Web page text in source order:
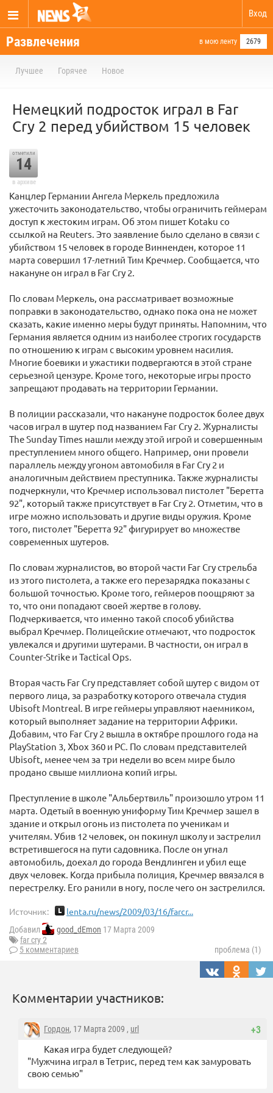
Вход
Развлечения в мою ленту 2679
Лучшее Горячее Новое
Немецкий подросток играл в Far
Cry 2 перед убийством 15 человек
отметили
14
в архиве
Канцлер Германии Ангела Меркель предложила
ужесточить законодательство, чтобы ограничить геймерам
доступ к жестоким играм. Об этом пишет Kotaku со
ссылкой на Reuters. Это заявление было сделано в связи с
убийством 15 человек в городе Винненден, которое 11
марта совершил 17-летний Тим Кречмер. Сообщается, что
накануне он играл в Far Cry 2.
По словам Меркель, она рассматривает возможные
поправки в законодательство, однако пока она не может
сказать, какие именно меры будут приняты. Напомним, что
Германия является одним из наиболее строгих государств
по отношению к играм с высоким уровнем насилия.
Многие боевики и ужастики подвергаются в этой стране
серьезной цензуре. Кроме того, некоторые игры просто
запрещают продавать на территории Германии.
В полиции рассказали, что накануне подросток более двух
часов играл в шутер под названием Far Cry 2. Журналисты
The Sunday Times нашли между этой игрой и совершенным
преступлением много общего. Например, они провели
параллель между угоном автомобиля в Far Cry 2 и
аналогичным действием преступника. Также журналисты
подчеркнули, что Кречмер использовал пистолет "Беретта
92", который также присутствует в Far Cry 2. Отметим, что в
игре можно использовать и другие виды оружия. Кроме
того, пистолет "Беретта 92" фигурирует во множестве
современных шутеров.
По словам журналистов, во второй части Far Cry стрельба
из этого пистолета, а также его перезарядка показаны с
большой точностью. Кроме того, геймеров поощряют за
то, что они попадают своей жертве в голову.
Подчеркивается, что именно такой способ убийства
выбрал Кречмер. Полицейские отмечают, что подросток
увлекался и другими шутерами. В частности, он играл в
Counter-Strike и Tactical Ops.
Вторая часть Far Cry представляет собой шутер с видом от
первого лица, за разработку которого отвечала студия
Ubisoft Montreal. В игре геймеры управляют наемником,
который выполняет задание на территории Африки.
Добавим, что Far Cry 2 вышла в октябре прошлого года на
PlayStation 3, Xbox 360 и PC. По словам представителей
Ubisoft, менее чем за три недели во всем мире было
продано свыше миллиона копий игры.
Преступление в школе "Альбертвиль" произошло утром 11
марта. Одетый в военную униформу Тим Кречмер зашел в
здание и открыл огонь из пистолета по ученикам и
учителям. Убив 12 человек, он покинул школу и застрелил
встретившегося на пути садовника. После он угнал
автомобиль, доехал до города Вендлинген и убил еще
двух человек. Когда прибыла полиция, Кречмер ввязался в
перестрелку. Его ранили в ногу, после чего он застрелился.
Источник: lenta.ru/news/2009/03/16/farcr...
Добавил good_dEmon 17 Марта 2009
far cry 2
5 комментариев
проблема (1)
Комментарии участников:
+3
Гордон, 17 Марта 2009 , url
Какая игра будет следующей?
"Мужчина играл в Тетрис, перед тем как замуровать
свою семью"